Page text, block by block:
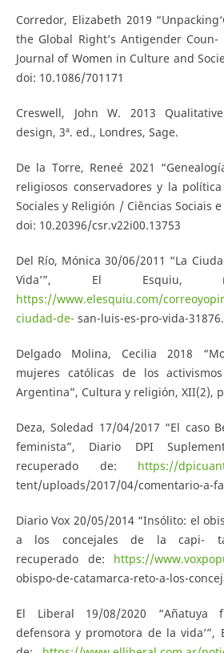
Corredor, Elizabeth 2019
the Global Right’s Antigender Coun-
Journal of Women in Culture and
doi: 10.1086/701171
Creswell, John W. 2013
design, 3ª. ed., Londres, Sage.
De la Torre, Reneé 2021
religiosos conservadores y la
Sociales y Religión / Ciências Sociais
doi: 10.20396/csr.v22i00.13753
Del Río, Mónica 30/06/2011 “La
Vida’”, El Esquiu,
https://www.elesquiu.com/
ciudad-de- san-luis-es-pro-vida-
Delgado Molina, Cecilia 2018
mujeres católicas de los
Argentina”, Cultura y religión, XII(2),
Deza, Soledad 17/04/2017 “El caso
feminista”, Diario DPI
recuperado de: https://
tent/uploads/2017/04/comentario-a-
Diario Vox 20/05/2014 “Insólito: el
a los concejales de la capi-
recuperado de: https://
obispo-de-catamarca-reto-a-los-
El Liberal 19/08/2020 “Añatuya
defensora y promotora de la vida’”,